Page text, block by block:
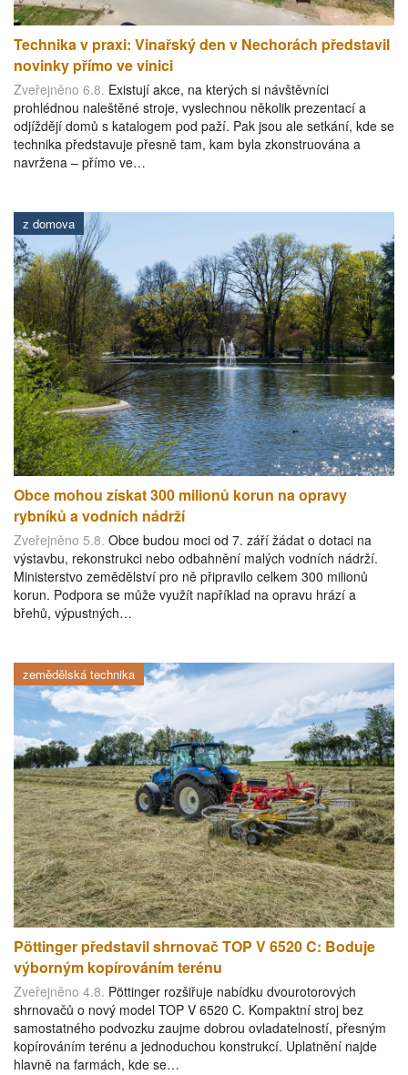
Technika v praxi: Vinařský den v Nechorách představil
novinky přímo ve vinici
Zveřejněno 6.8. Existují akce, na kterých si návštěvníci
prohlédnou naleštěné stroje, vyslechnou několik prezentací a
odjíždějí domů s katalogem pod paží. Pak jsou ale setkání, kde se
technika představuje přesně tam, kam byla zkonstruována a
navržena – přímo ve…
z domova
Obce mohou získat 300 milionů korun na opravy
rybníků a vodních nádrží
Zveřejněno 5.8. Obce budou moci od 7. září žádat o dotaci na
výstavbu, rekonstrukci nebo odbahnění malých vodních nádrží.
Ministerstvo zemědělství pro ně připravilo celkem 300 milionů
korun. Podpora se může využít například na opravu hrází a
břehů, výpustných…
zemědělská technika
Pöttinger představil shrnovač TOP V 6520 C: Boduje
výborným kopírováním terénu
Zveřejněno 4.8. Pöttinger rozšiřuje nabídku dvourotorových
shrnovačů o nový model TOP V 6520 C. Kompaktní stroj bez
samostatného podvozku zaujme dobrou ovladatelností, přesným
kopírováním terénu a jednoduchou konstrukcí. Uplatnění najde
hlavně na farmách, kde se…